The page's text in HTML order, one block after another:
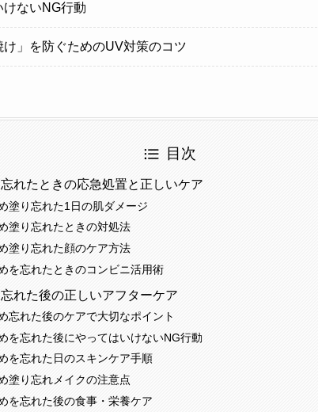
けないNG行動
」を防ぐためのUV対策のコツ
目次
れたときの応急処置と正しいケア
塗り忘れた1日の肌ダメージ
塗り忘れたときの対処法
塗り忘れた顔のケア方法
を忘れたときのコンビニ活用術
れた後の正しいアフターケア
忘れた後のケアで大切なポイント
を忘れた後にやってはいけないNG行動
を忘れた日のスキンケア手順
塗り忘れメイクの注意点
を忘れた後の食事・栄養ケア